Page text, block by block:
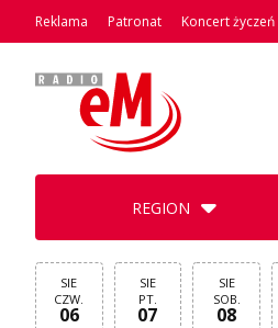
Reklama Patronat Koncert życzeń
REGION
SIE
CZW.
06
SIE
PT.
07
SIE
SOB.
08